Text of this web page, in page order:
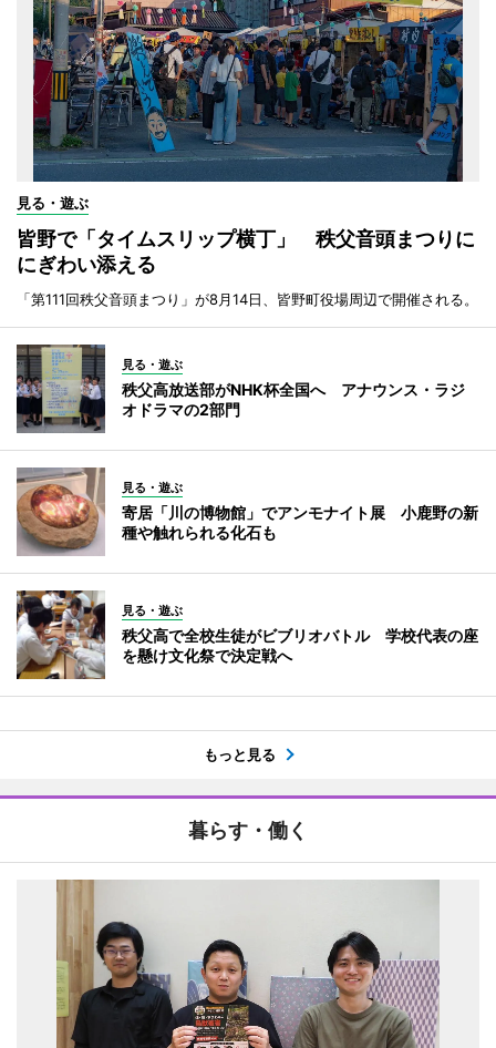
見る・遊ぶ
皆野で「タイムスリップ横丁」 秩父音頭まつりに
にぎわい添える
「第111回秩父音頭まつり」が8月14日、皆野町役場周辺で開催される。
見る・遊ぶ
秩父高放送部がNHK杯全国へ アナウンス・ラジ
オドラマの2部門
見る・遊ぶ
寄居「川の博物館」でアンモナイト展 小鹿野の新
種や触れられる化石も
見る・遊ぶ
秩父高で全校生徒がビブリオバトル 学校代表の座
を懸け文化祭で決定戦へ
もっと見る
暮らす・働く